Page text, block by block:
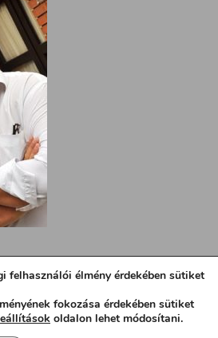
felhasználói élmény érdekében sütiket
fokozása érdekében sütiket
oldalon lehet módosítani.